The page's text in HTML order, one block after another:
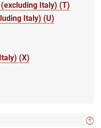
Italy) (T)
Italy) (U)
(X)